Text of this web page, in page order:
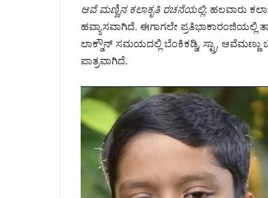
ಆವೆ ಮಣ್ಣಿನ ಕಲಾಕೃತಿ ರಚನೆಯಲ್ಲಿ: ಹಲವಾರು
ಹವ್ಯಾಸವಾಗಿದೆ. ಈಗಾಗಲೇ ಪ್ರತಿಭಾಕಾರಂಜಿಯಲ್ಲಿ
ಲಾಕ್ಡೌನ್ ಸಮಯದಲ್ಲಿ ಬೆಂಕಿಕಡ್ಡಿ, ಸ್ಟ್ರಾ,
ಪಾತ್ರವಾಗಿದೆ.